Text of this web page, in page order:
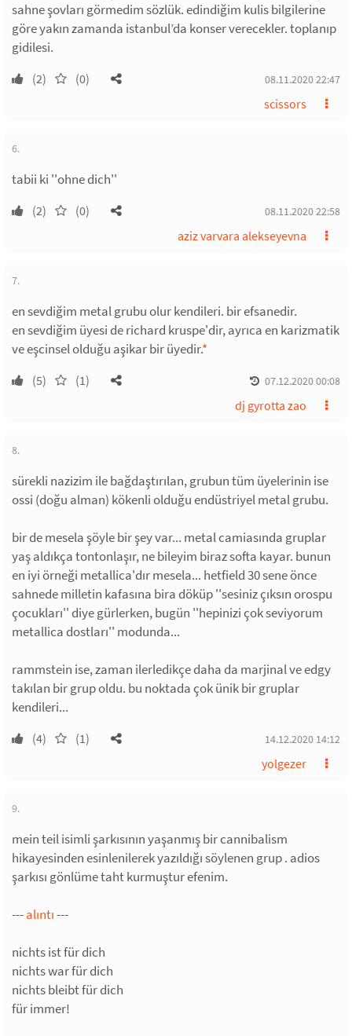
sahne şovları görmedim sözlük. edindiğim kulis bilgilerine
göre yakın zamanda istanbul’da konser verecekler. toplanıp
gidilesi.
(2) (0) 08.11.2020 22:47
scissors
6.
tabii ki ''ohne dich''
(2) (0) 08.11.2020 22:58
aziz varvara alekseyevna
7.
en sevdiğim metal grubu olur kendileri. bir efsanedir.
en sevdiğim üyesi de richard kruspe'dir, ayrıca en karizmatik
ve eşcinsel olduğu aşikar bir üyedir.*
(5) (1) 07.12.2020 00:08
dj gyrotta zao
8.
sürekli nazizim ile bağdaştırılan, grubun tüm üyelerinin ise
ossi (doğu alman) kökenli olduğu endüstriyel metal grubu.
bir de mesela şöyle bir şey var... metal camiasında gruplar
yaş aldıkça tontonlaşır, ne bileyim biraz softa kayar. bunun
en iyi örneği metallica'dır mesela... hetfield 30 sene önce
sahnede milletin kafasına bira döküp ''sesiniz çıksın orospu
çocukları'' diye gürlerken, bugün ''hepinizi çok seviyorum
metallica dostları'' modunda...
rammstein ise, zaman ilerledikçe daha da marjinal ve edgy
takılan bir grup oldu. bu noktada çok ünik bir gruplar
kendileri...
(4) (1) 14.12.2020 14:12
yolgezer
9.
mein teil isimli şarkısının yaşanmış bir cannibalism
hikayesinden esinlenilerek yazıldığı söylenen grup . adios
şarkısı gönlüme taht kurmuştur efenim.
---alıntı---
nichts ist für dich
nichts war für dich
nichts bleibt für dich
für immer!